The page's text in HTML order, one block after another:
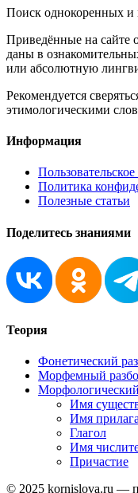
Поиск однокоренных и
Приведённые на сайте
даны в
или абсолютную
Рекомендуется
этимологическими
Информация
Политика
Полезные статьи
Поделитесь знаниями
Теория
Фонетический
Морфемный
Имя
Имя
Глагол
Имя
Причастие
© 2025 kornislova.ru —